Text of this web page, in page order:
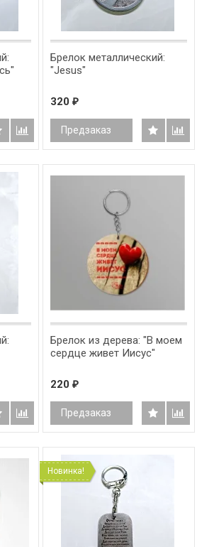
Брелок металлический:
"Jesus"
320 ₽
Предзаказ
Брелок из дерева: "В моем
сердце живет Иисус"
220 ₽
Предзаказ
Новинка!